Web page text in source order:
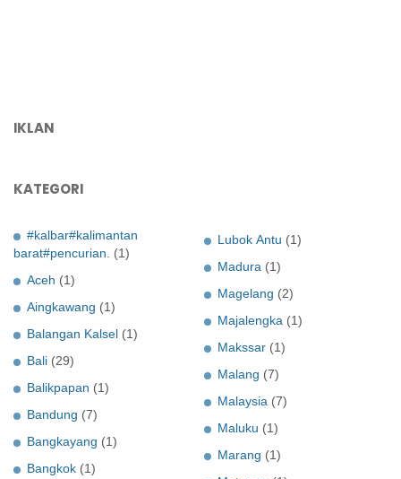
IKLAN
KATEGORI
#kalbar#kalimantan
barat#pencurian. (1)
Aceh (1)
Aingkawang (1)
Balangan Kalsel (1)
Bali (29)
Balikpapan (1)
Bandung (7)
Bangkayang (1)
Bangkok (1)
Lubok Antu (1)
Madura (1)
Magelang (2)
Majalengka (1)
Makssar (1)
Malang (7)
Malaysia (7)
Maluku (1)
Marang (1)